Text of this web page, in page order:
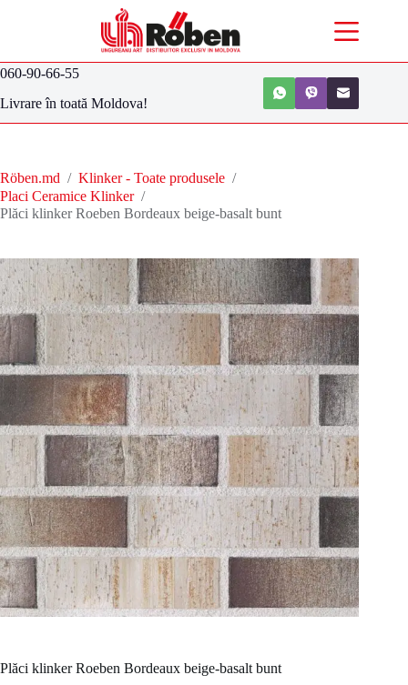
060-90-66-55
Livrare în toată Moldova!
Röben.md / Klinker - Toate produsele /
Placi Ceramice Klinker /
Plăci klinker Roeben Bordeaux beige-basalt bunt
Plăci klinker Roeben Bordeaux beige-basalt bunt